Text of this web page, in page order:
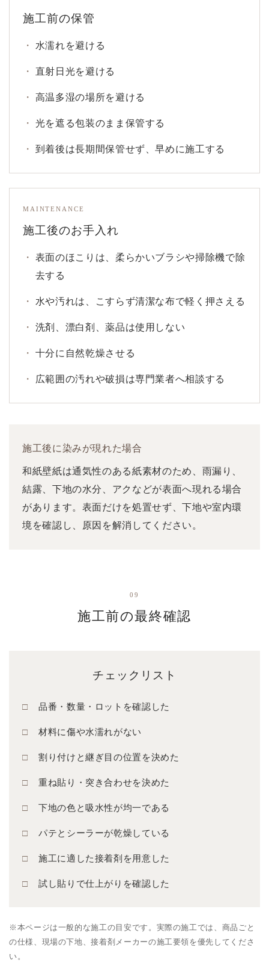
施工前の保管
水濡れを避ける
直射日光を避ける
高温多湿の場所を避ける
光を遮る包装のまま保管する
到着後は長期間保管せず、早めに施工する
MAINTENANCE
施工後のお手入れ
表面のほこりは、柔らかいブラシや掃除機で除
去する
水や汚れは、こすらず清潔な布で軽く押さえる
洗剤、漂白剤、薬品は使用しない
十分に自然乾燥させる
広範囲の汚れや破損は専門業者へ相談する
施工後に染みが現れた場合
和紙壁紙は通気性のある紙素材のため、雨漏り、
結露、下地の水分、アクなどが表面へ現れる場合
があります。表面だけを処置せず、下地や室内環
境を確認し、原因を解消してください。
09
施工前の最終確認
チェックリスト
品番・数量・ロットを確認した
材料に傷や水濡れがない
割り付けと継ぎ目の位置を決めた
重ね貼り・突き合わせを決めた
下地の色と吸水性が均一である
パテとシーラーが乾燥している
施工に適した接着剤を用意した
試し貼りで仕上がりを確認した
※本ページは一般的な施工の目安です。実際の施工では、商品ごと
の仕様、現場の下地、接着剤メーカーの施工要領を優先してくださ
い。